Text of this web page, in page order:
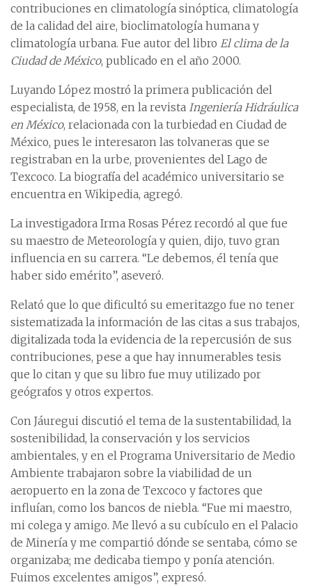
contribuciones en climatología sinóptica, climatología
de la calidad del aire, bioclimatología humana y
climatología urbana. Fue autor del libro El clima de la
Ciudad de México, publicado en el año 2000.
Luyando López mostró la primera publicación del
especialista, de 1958, en la revista Ingeniería Hidráulica
en México, relacionada con la turbiedad en Ciudad de
México, pues le interesaron las tolvaneras que se
registraban en la urbe, provenientes del Lago de
Texcoco. La biografía del académico universitario se
encuentra en Wikipedia, agregó.
La investigadora Irma Rosas Pérez recordó al que fue
su maestro de Meteorología y quien, dijo, tuvo gran
influencia en su carrera. “Le debemos, él tenía que
haber sido emérito”, aseveró.
Relató que lo que dificultó su emeritazgo fue no tener
sistematizada la información de las citas a sus trabajos,
digitalizada toda la evidencia de la repercusión de sus
contribuciones, pese a que hay innumerables tesis
que lo citan y que su libro fue muy utilizado por
geógrafos y otros expertos.
Con Jáuregui discutió el tema de la sustentabilidad, la
sostenibilidad, la conservación y los servicios
ambientales, y en el Programa Universitario de Medio
Ambiente trabajaron sobre la viabilidad de un
aeropuerto en la zona de Texcoco y factores que
influían, como los bancos de niebla. “Fue mi maestro,
mi colega y amigo. Me llevó a su cubículo en el Palacio
de Minería y me compartió dónde se sentaba, cómo se
organizaba; me dedicaba tiempo y ponía atención.
Fuimos excelentes amigos”, expresó.